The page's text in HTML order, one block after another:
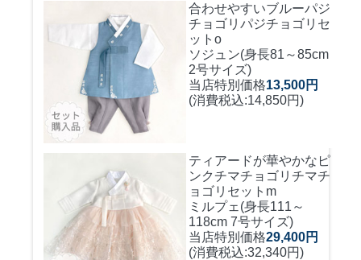
合わせやすいブルーパジ
チョゴリ パジチョゴリセ
ットo
ソジュン(身長81～85cm
2号サイズ)
当店特別価格13,500円
(消費税込:14,850円)
ティアードが華やかなピ
ンクチマチョゴリ チマチ
ョゴリセットm
ミルプェ(身長111～
118cm 7号サイズ)
当店特別価格29,400円
(消費税込:32,340円)